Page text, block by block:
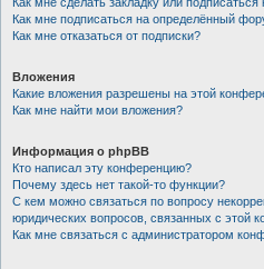
Как мне подписаться на определённый
Как мне отказаться от подписки?
Вложения
Какие вложения разрешены на этой
Как мне найти мои вложения?
Информация о phpBB
Кто написал эту конференцию?
Почему здесь нет такой-то функции?
С кем можно связаться по вопросу
юридических вопросов, связанных с этой
Как мне связаться с администратором